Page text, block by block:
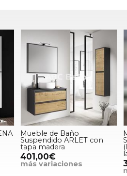
Mueble de Baño
Suspendido MONZA
(Fondo reducido) con
lavabo
310,00€